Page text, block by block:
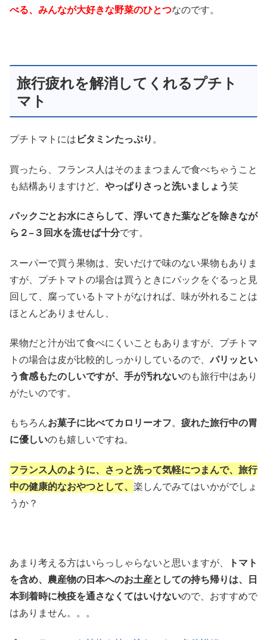
べる、みんなが大好きな野菜のひとつなのです。
旅行疲れを解消してくれるプチト
マト
プチトマトにはビタミンたっぷり。
買ったら、フランス人はそのままつまんで食べちゃうこと
も結構ありますけど、 やっぱりさっと洗いましょう笑
パックごとお水にさらして、浮いてきた葉などを除きなが
ら２−３回水を流せば十分です。
スーパーで買う果物は、安いだけで味のない果物もありま
すが、プチトマトの場合は買うときにパックをぐるっと見
回して、腐っているトマトがなければ、味が外れることは
ほとんどありませんし、
果物だと汁が出て食べにくいこともありますが、プチトマ
トの場合は皮が比較的しっかりしているので、パリッとい
う食感もたのしいですが、手が汚れないのも旅行中はあり
がたいのです。
もちろんお菓子に比べてカロリーオフ。 疲れた旅行中の胃
に優しいのも嬉しいですね。
フランス人のように、さっと洗って気軽につまんで、旅行
中の健康的なおやつとして、 楽しんでみてはいかがでしょ
うか？
あまり考える方はいらっしゃらないと思いますが、
トマト
を含め、農産物の日本へのお土産としての持ち帰りは、日
本到着時に検疫を通さなくてはいけないので、おすすめで
はありません。。。